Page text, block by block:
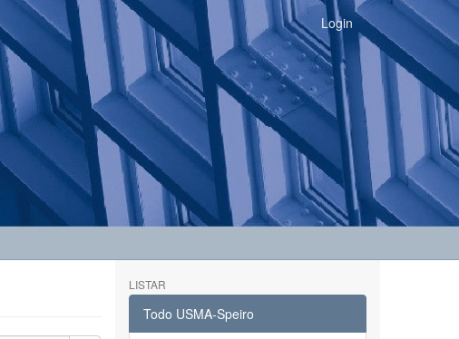
Login
LISTAR
Todo USMA-Speiro